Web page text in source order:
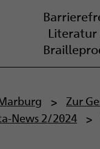
Literatur
Zur
News 2/2024